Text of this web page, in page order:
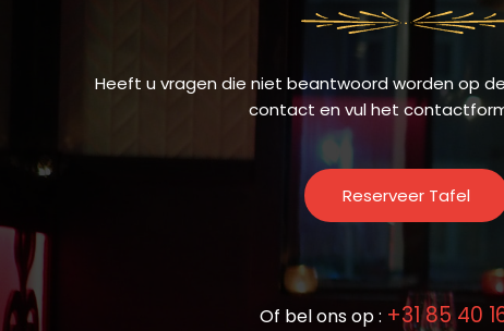
Heeft u vragen die niet beantwoord worden op
contact en vul het
Reserveer Tafel
Of bel ons op : +31 85 40